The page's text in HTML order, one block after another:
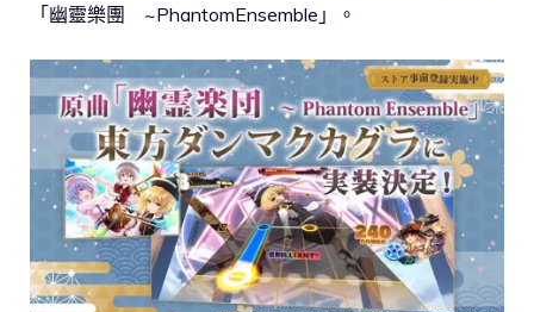
「幽靈樂團 ~PhantomEnsemble」。